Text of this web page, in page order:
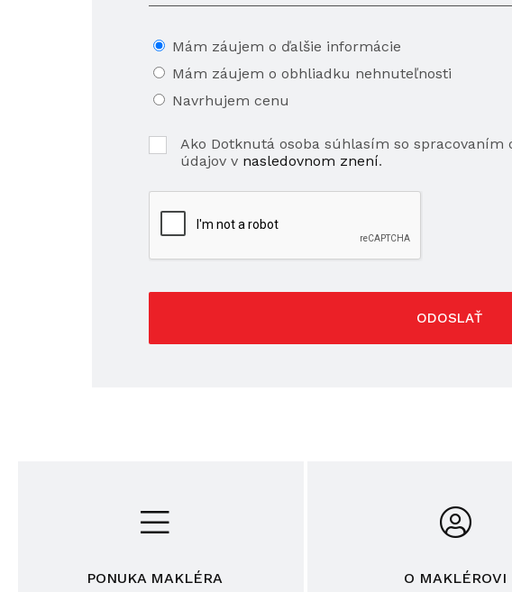
Mám záujem o ďalšie informácie
Mám záujem o obhliadku nehnuteľnosti
Navrhujem cenu
Ako Dotknutá osoba súhlasím so spracovaním
údajov v nasledovnom znení.
ODOSLAŤ
PONUKA MAKLÉRA O MAKLÉROVI